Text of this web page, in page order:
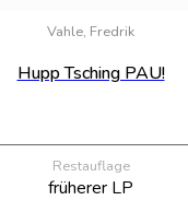
Vahle, Fredrik
Hupp Tsching PAU!
Restauflage
früherer LP